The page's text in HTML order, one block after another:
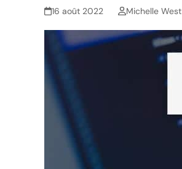
16 août 2022 Michelle West